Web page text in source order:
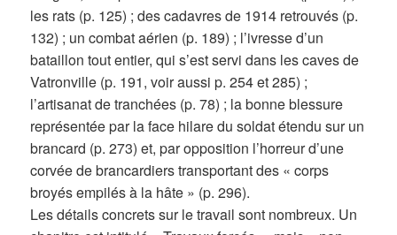
les rats (p. 125) ; des cadavres de 1914 retrouvés (p.
132) ; un combat aérien (p. 189) ; l’ivresse d’un
bataillon tout entier, qui s’est servi dans les caves de
Vatronville (p. 191, voir aussi p. 254 et 285) ;
l’artisanat de tranchées (p. 78) ; la bonne blessure
représentée par la face hilare du soldat étendu sur un
brancard (p. 273) et, par opposition l’horreur d’une
corvée de brancardiers transportant des « corps
broyés empilés à la hâte » (p. 296).
Les détails concrets sur le travail sont nombreux. Un